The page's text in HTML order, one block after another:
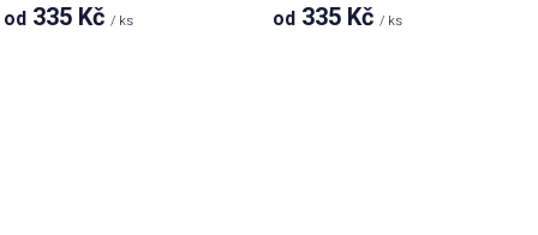
od 335 Kč / ks od 335 Kč / ks